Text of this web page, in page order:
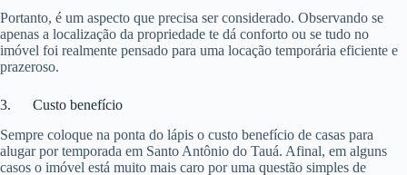
Portanto, é um aspecto que precisa ser considerado. Observando se
apenas a localização da propriedade te dá conforto ou se tudo no
imóvel foi realmente pensado para uma locação temporária eficiente e
prazeroso.
3. Custo benefício
Sempre coloque na ponta do lápis o custo benefício de casas para
alugar por temporada em Santo Antônio do Tauá. Afinal, em alguns
casos o imóvel está muito mais caro por uma questão simples de